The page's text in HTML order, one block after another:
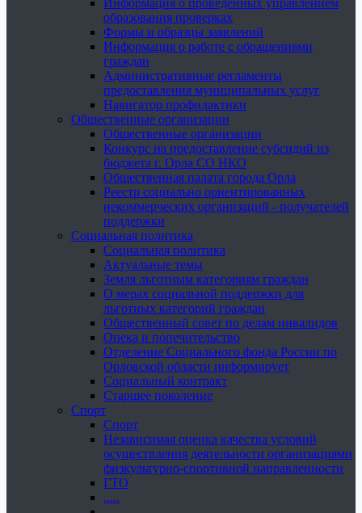
Информация о проведенных управлением
образования проверках
Формы и образцы заявлений
Информация о работе с обращениями
граждан
Административные регламенты
предоставления муниципальных услуг
Навигатор профилактики
Общественные организации
Общественные организации
Конкурс на предоставление субсидий из
бюджета г. Орла СО НКО
Общественная палата города Орла
Реестр социально ориентированных
некоммерческих организаций - получателей
поддержки
Социальная политика
Социальная политика
Актуальные темы
Земля льготным категориям граждан
О мерах социальной поддержки для
льготных категорий граждан
Общественный совет по делам инвалидов
Опека и попечительство
Отделение Социального фонда России по
Орловской области информирует
Социальный контракт
Старшее поколение
Спорт
Спорт
Независимая оценка качества условий
осуществления деятельности организациями
физкультурно-спортивной направленности
ГТО
.....